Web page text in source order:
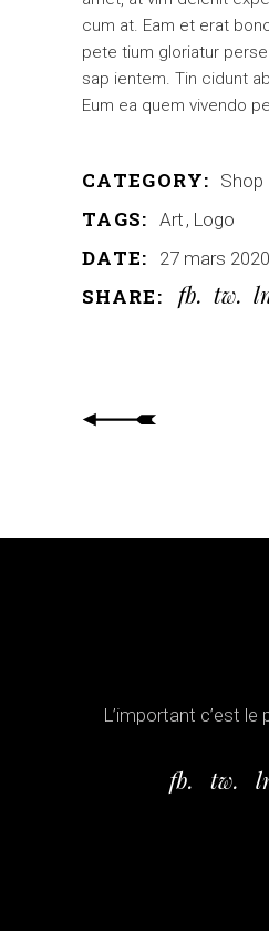
cum at. Eam et erat
pete tium gloriatur
sap ientem. Tin cidunt
Eum ea quem vivendo
CATEGORY: Shop
TAGS: Art Logo
DATE: 27 mars 2020
SHARE: fb tw
L’important c’est le
fb. tw.